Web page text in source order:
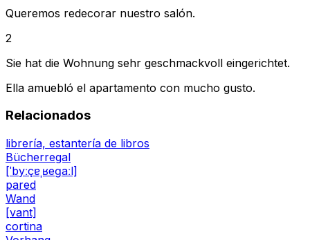
Queremos redecorar nuestro salón.
2
Sie hat die Wohnung sehr geschmackvoll eingerichtet.
Ella amuebló el apartamento con mucho gusto.
Relacionados
librería, estantería de libros
Bücherregal
[ˈbyːçɐˌʁeɡaːl]
pared
Wand
[vant]
cortina